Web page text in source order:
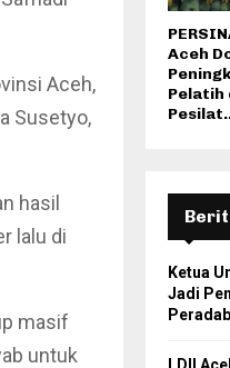
Aceh,
Susetyo,
hasil
lalu di
masif
untuk
Aceh
Pelatih
Ketua
Jadi